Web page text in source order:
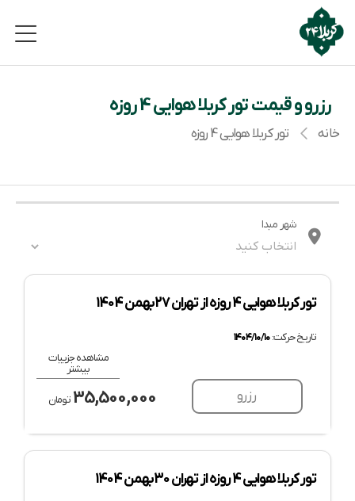
رزرو و قیمت تور کربلا هوایی 4 روزه
خانه تور کربلا هوایی 4 روزه
شهر مبدا
تور کربلا هوایی 4 روزه از تهران 27 بهمن 1404
تاریخ حرکت:۱۴۰۴/۱۰/۱۰
35,500,000تومان رزرو
مشاهده جزییات
بیشتر
تور کربلا هوایی 4 روزه از تهران 30 بهمن 1404